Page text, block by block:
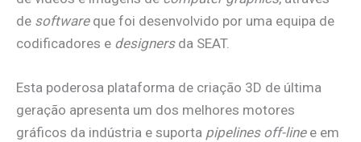
de softwareque foi desenvolvido por uma equipa de
codificadores e designersda SEAT.
Esta poderosa plataforma de criação 3D de última
geração apresenta um dos melhores motores
gráficos da indústria e suporta pipelines off-linee em